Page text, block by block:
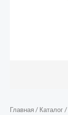
Главная / Каталог/